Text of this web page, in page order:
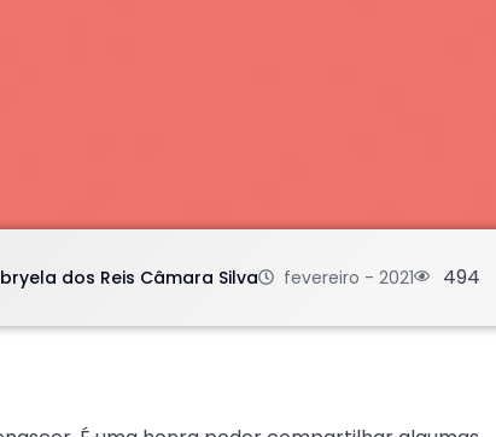
dos Reis Câmara Silva fevereiro - 2021 494